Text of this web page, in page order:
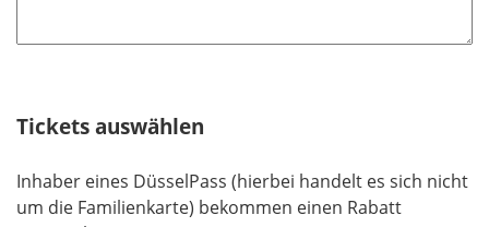
Tickets auswählen
Inhaber eines DüsselPass (hierbei handelt es sich nicht
um die Familienkarte) bekommen einen Rabatt